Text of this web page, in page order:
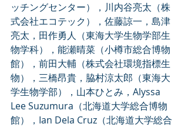
ッチングセンター），川内谷亮太（株
式会社エコテック），佐藤諒一，島津
亮太，田作勇人（東海大学生物学部生
物学科），能瀬晴菜（小樽市総合博物
館），前田大輔（株式会社環境指標生
物），三橋昂貴，脇村涼太郎（東海大
学生物学部）， 山本ひとみ， Alyssa
Lee Suzumura（北海道大学総合博物
館），Ian Dela Cruz（北海道大学総合